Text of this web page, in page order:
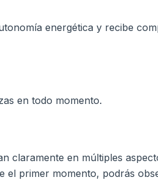
energética y recibe
en todo momento.
claramente en múltiples
el primer momento, podrás